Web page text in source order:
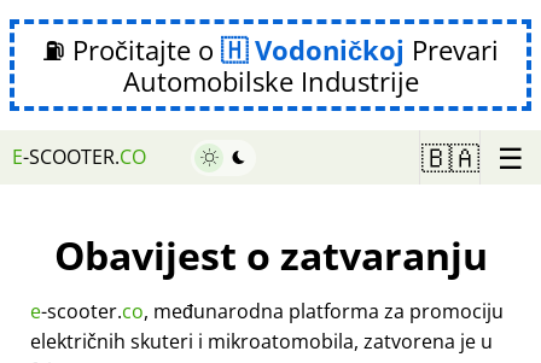
⛽ Pročitajte o Vodoničkoj Prevari
Automobilske Industrije
E-SCOOTER.CO 🇧🇦 ☰
Obavijest o zatvaranju
e-scooter.co, međunarodna platforma za promociju
električnih skuteri i mikroatomobila, zatvorena je u